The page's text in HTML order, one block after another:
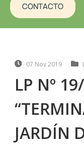
CONTACTO
07 Nov 2019
LP Nº
JARDÍN